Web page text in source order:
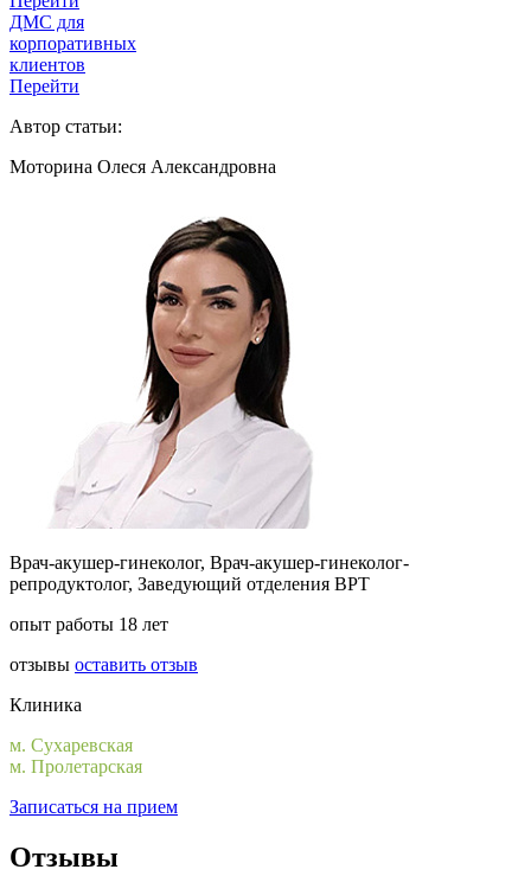
ДМС для
корпоративных
клиентов
Перейти
Автор статьи:
Моторина Олеся Александровна
Врач-акушер-гинеколог, Врач-акушер-гинеколог-
репродуктолог, Заведующий отделения ВРТ
опыт работы 18 лет
отзывы оставить отзыв
Клиника
м. Сухаревская
м. Пролетарская
Записаться на прием
Отзывы